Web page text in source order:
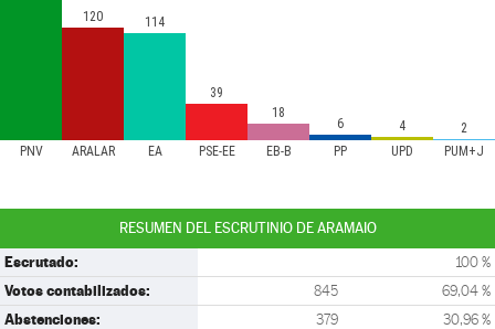
PNV ARALAR EA PSE-EE EB-B PP UPD PUM+J
120 114
39
18
6 4 2
RESUMEN DEL ESCRUTINIO DE ARAMAIO
Escrutado: 100 %
Votos contabilizados: 845 69,04 %
Abstenciones: 379 30,96 %